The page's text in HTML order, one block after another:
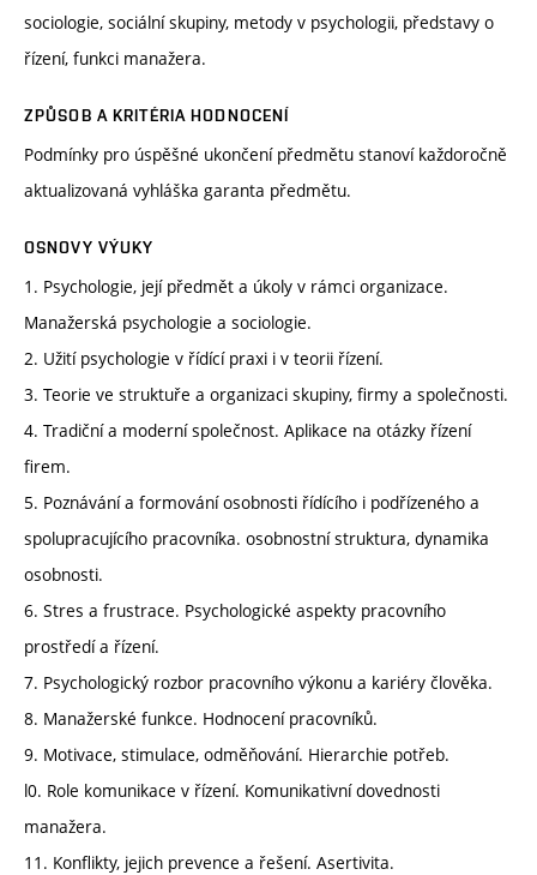
sociologie, sociální skupiny, metody v psychologii, představy o
řízení, funkci manažera.
ZPŮSOB A KRITÉRIA HODNOCENÍ
Podmínky pro úspěšné ukončení předmětu stanoví každoročně
aktualizovaná vyhláška garanta předmětu.
OSNOVY VÝUKY
1. Psychologie, její předmět a úkoly v rámci organizace.
Manažerská psychologie a sociologie.
2. Užití psychologie v řídící praxi i v teorii řízení.
3. Teorie ve struktuře a organizaci skupiny, firmy a společnosti.
4. Tradiční a moderní společnost. Aplikace na otázky řízení
firem.
5. Poznávání a formování osobnosti řídícího i podřízeného a
spolupracujícího pracovníka. osobnostní struktura, dynamika
osobnosti.
6. Stres a frustrace. Psychologické aspekty pracovního
prostředí a řízení.
7. Psychologický rozbor pracovního výkonu a kariéry člověka.
8. Manažerské funkce. Hodnocení pracovníků.
9. Motivace, stimulace, odměňování. Hierarchie potřeb.
l0. Role komunikace v řízení. Komunikativní dovednosti
manažera.
11. Konflikty, jejich prevence a řešení. Asertivita.